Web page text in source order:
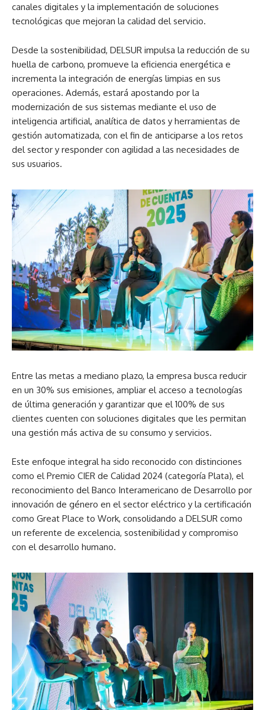
canales digitales y la implementación de soluciones
tecnológicas que mejoran la calidad del servicio.
Desde la sostenibilidad, DELSUR impulsa la reducción de su
huella de carbono, promueve la eficiencia energética e
incrementa la integración de energías limpias en sus
operaciones. Además, estará apostando por la
modernización de sus sistemas mediante el uso de
inteligencia artificial, analítica de datos y herramientas de
gestión automatizada, con el fin de anticiparse a los retos
del sector y responder con agilidad a las necesidades de
sus usuarios.
Entre las metas a mediano plazo, la empresa busca reducir
en un 30% sus emisiones, ampliar el acceso a tecnologías
de última generación y garantizar que el 100% de sus
clientes cuenten con soluciones digitales que les permitan
una gestión más activa de su consumo y servicios.
Este enfoque integral ha sido reconocido con distinciones
como el Premio CIER de Calidad 2024 (categoría Plata), el
reconocimiento del Banco Interamericano de Desarrollo por
innovación de género en el sector eléctrico y la certificación
como Great Place to Work, consolidando a DELSUR como
un referente de excelencia, sostenibilidad y compromiso
con el desarrollo humano.